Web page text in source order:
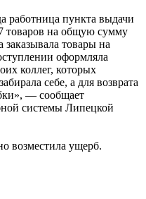
работница пункта выдачи
товаров на общую сумму
товары на
оформляла
коллег, которых
себе, а для возврата
— сообщает
системы Липецкой
возместила ущерб.